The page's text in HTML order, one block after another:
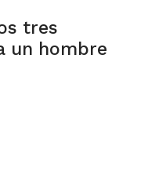
tres
un hombre